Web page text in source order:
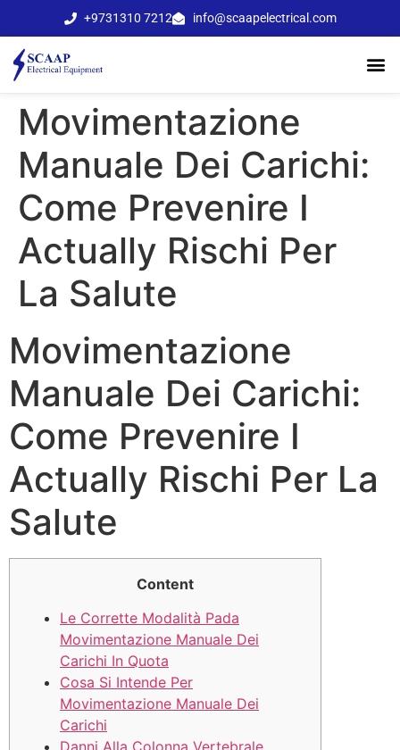
+9731310 7212 info@scaapelectrical.com
Movimentazione
Manuale Dei Carichi:
Come Prevenire I
Actually Rischi Per
La Salute
Movimentazione
Manuale Dei Carichi:
Come Prevenire I
Actually Rischi Per La
Salute
Content
Le Corrette Modalità Pada
Movimentazione Manuale Dei
Carichi In Quota
Cosa Si Intende Per
Movimentazione Manuale Dei
Carichi